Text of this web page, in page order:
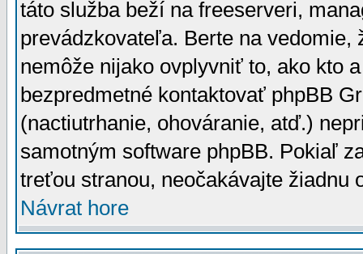
táto služba beží na freeserveri,
prevádzkovateľa. Berte na vedomie,
nemôže nijako ovplyvniť to, ako kto
bezpredmetné kontaktovať phpBB
(nactiutrhanie, ohováranie, atď.)
samotným software phpBB. Pokiaľ
treťou stranou, neočakávajte žiadnu
Návrat hore